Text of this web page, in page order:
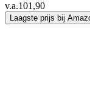
v.a.101,90
Laagste prijs bij